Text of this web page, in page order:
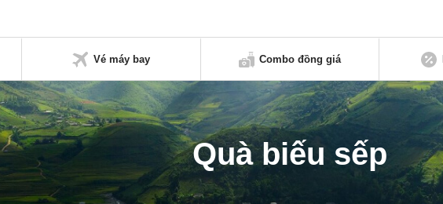
Vé máy bay Combo đồng giá
Quà biếu sếp